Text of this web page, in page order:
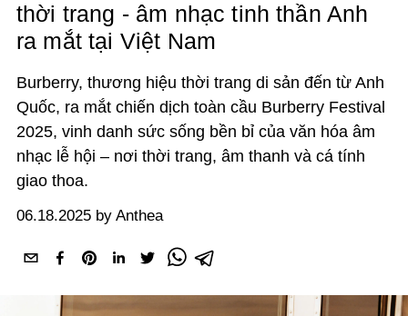
thời trang - âm nhạc tinh thần Anh
ra mắt tại Việt Nam
Burberry, thương hiệu thời trang di sản đến từ Anh
Quốc, ra mắt chiến dịch toàn cầu Burberry Festival
2025, vinh danh sức sống bền bỉ của văn hóa âm
nhạc lễ hội – nơi thời trang, âm thanh và cá tính
giao thoa.
06.18.2025 by Anthea